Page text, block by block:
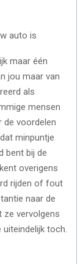
auto is
maar één
jou maar van
als
mensen
de voordelen
minpuntje
bent bij de
overigens
rijden of fout
naar de
ze vervolgens
toch.